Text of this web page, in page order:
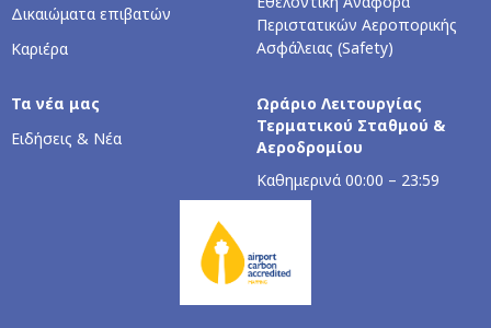
Δικαιώματα επιβατών
Καριέρα
Περιστατικών Αεροπορικής
Ασφάλειας (Safety)
Τα νέα μας
Ειδήσεις & Νέα
Ωράριο Λειτουργίας
Τερματικού Σταθμού &
Αεροδρομίου
Καθημερινά 00:00 – 23:59